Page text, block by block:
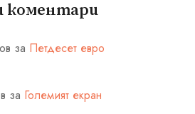
коментари
за Петдесет евро
за Големият екран